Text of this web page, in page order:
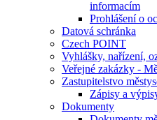
informacím
Prohlášení o
Datová schránka
Czech POINT
Vyhlášky, nařízení,
Veřejné zakázky -
Zastupitelstvo
Zápisy a
Dokumenty